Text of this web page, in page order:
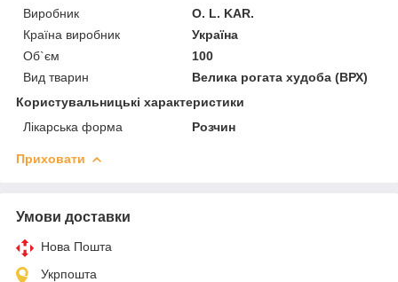
Виробник
O. L. KAR.
Країна виробник
Україна
Об`єм
100
Вид тварин
Велика рогата худоба (ВРХ)
Користувальницькі характеристики
Лікарська форма
Розчин
Приховати
Умови доставки
Нова Пошта
Укрпошта